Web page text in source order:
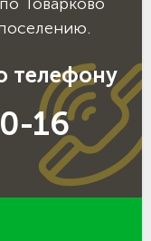
телефону
16